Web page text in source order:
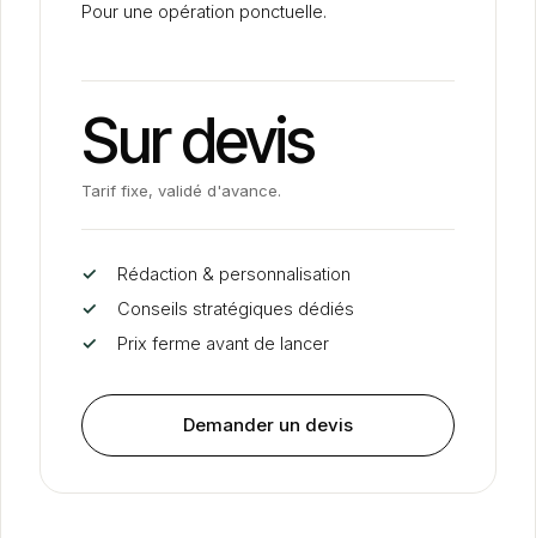
Pour une opération ponctuelle.
Sur devis
Tarif fixe, validé d'avance.
✓ Rédaction & personnalisation
✓
Conseils stratégiques dédiés
✓
Prix ferme avant de lancer
Demander un devis